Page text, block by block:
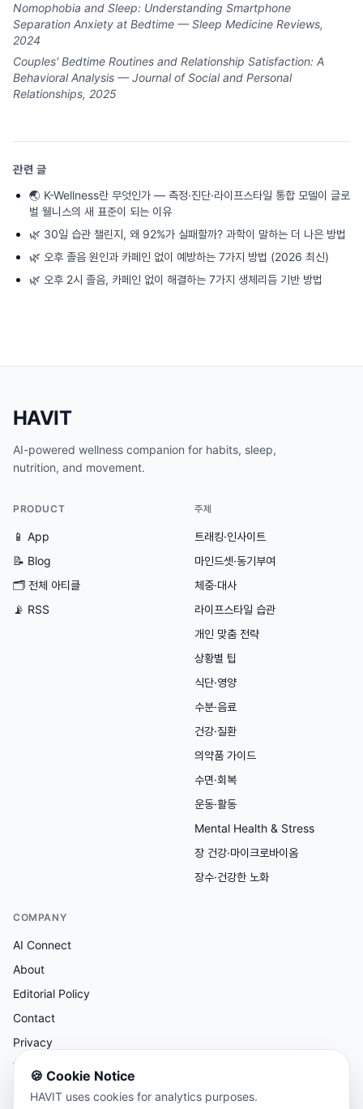
Nomophobia and Sleep: Understanding Smartphone
Separation Anxiety at Bedtime — Sleep Medicine Reviews,
2024
Couples' Bedtime Routines and Relationship Satisfaction: A
Behavioral Analysis — Journal of Social and Personal
Relationships, 2025
관련 글
🌏 K-Wellness란 무엇인가 — 측정·진단·라이프스타일 통합 모델이 글로
벌 웰니스의 새 표준이 되는 이유
🌿 30일 습관 챌린지, 왜 92%가 실패할까? 과학이 말하는 더 나은 방법
🌿 오후 졸음 원인과 카페인 없이 예방하는 7가지 방법 (2026 최신)
🌿 오후 2시 졸음, 카페인 없이 해결하는 7가지 생체리듬 기반 방법
HAVIT
AI-powered wellness companion for habits, sleep,
nutrition, and movement.
PRODUCT
📱 App
📝 Blog
🗂 전체 아티클
📡 RSS
주제
트래킹·인사이트
마인드셋·동기부여
체중·대사
라이프스타일 습관
개인 맞춤 전략
상황별 팁
식단·영양
수분·음료
건강·질환
의약품 가이드
수면·회복
운동·활동
Mental Health & Stress
장 건강·마이크로바이옴
장수·건강한 노화
COMPANY
AI Connect
About
Editorial Policy
Contact
Privacy
Terms
🍪 Cookie Notice
HAVIT uses cookies for analytics purposes.